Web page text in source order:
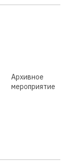
Архивное
мероприятие